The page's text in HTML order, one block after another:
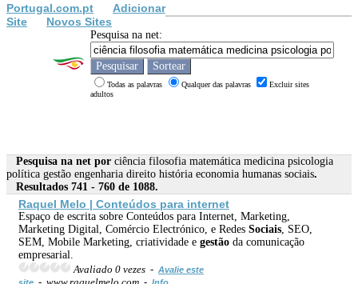
Portugal.com.pt
Adicionar
Site
Novos Sites
Pesquisa na net:
Todas as palavras Qualquer das palavras
Excluir sites
adultos
Pesquisa na net por ciência filosofia matemática medicina psicologia
política gestão engenharia direito história economia humanas sociais.
Resultados 741 - 760 de 1088.
Raquel Melo | Conteúdos para internet
Espaço de escrita sobre Conteúdos para Internet, Marketing,
Marketing Digital, Comércio Electrónico, e Redes Sociais , SEO,
SEM, Mobile Marketing, criatividade e gestão da comunicação
empresarial.
Avaliado 0 vezes - Avalie este